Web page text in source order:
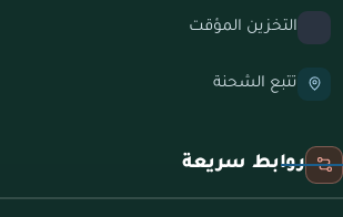
التخزين المؤقت
تتبع الشحنة
روابط سريعة